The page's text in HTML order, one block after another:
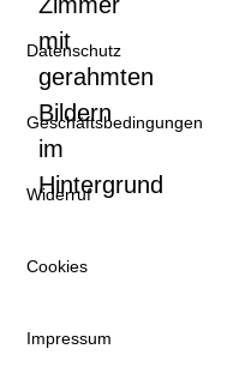
Datenschutz
Geschäftsbedingungen
Widerruf
Cookies
Impressum